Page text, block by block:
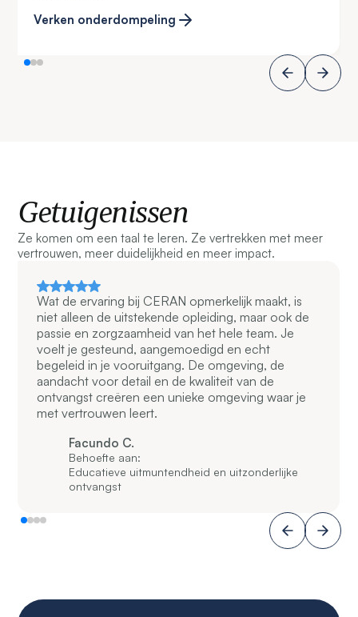
Verken onderdompeling
Getuigenissen
Ze komen om een taal te leren. Ze vertrekken met meer
vertrouwen, meer duidelijkheid en meer impact.
Wat de ervaring bij CERAN opmerkelijk maakt, is
niet alleen de uitstekende opleiding, maar ook de
passie en zorgzaamheid van het hele team. Je
voelt je gesteund, aangemoedigd en echt
begeleid in je vooruitgang. De omgeving, de
aandacht voor detail en de kwaliteit van de
ontvangst creëren een unieke omgeving waar je
met vertrouwen leert.
Facundo C.
Behoefte aan:
Educatieve uitmuntendheid en uitzonderlijke
ontvangst